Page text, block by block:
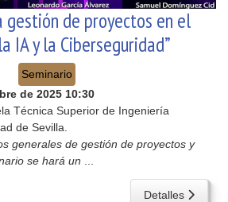
gestión de proyectos en el
IA y la Ciberseguridad”
Seminario
de 2025 10:30
Técnica Superior de Ingeniería
de Sevilla.
generales de gestión de proyectos y
se hará un
Detalles